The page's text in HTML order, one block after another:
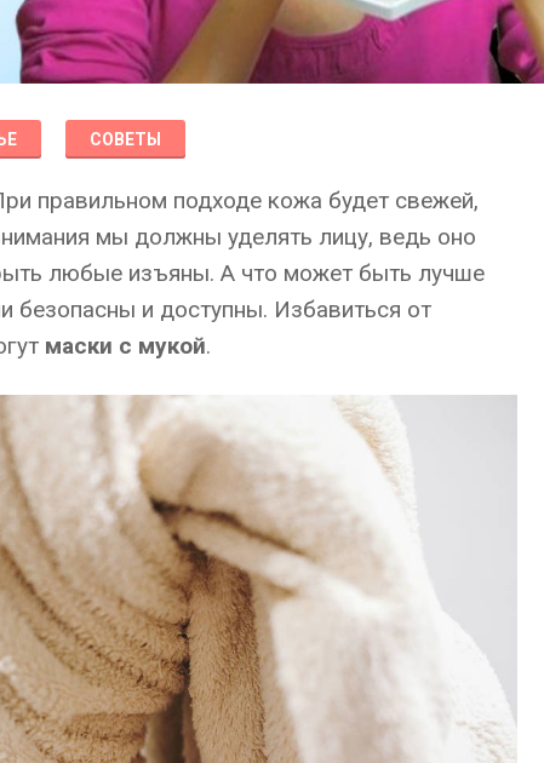
СОВЕТЫ
правильном подходе кожа будет свежей,
мы должны уделять лицу, ведь оно
любые изъяны. А что может быть лучше
безопасны и доступны. Избавиться от
маски с мукой.